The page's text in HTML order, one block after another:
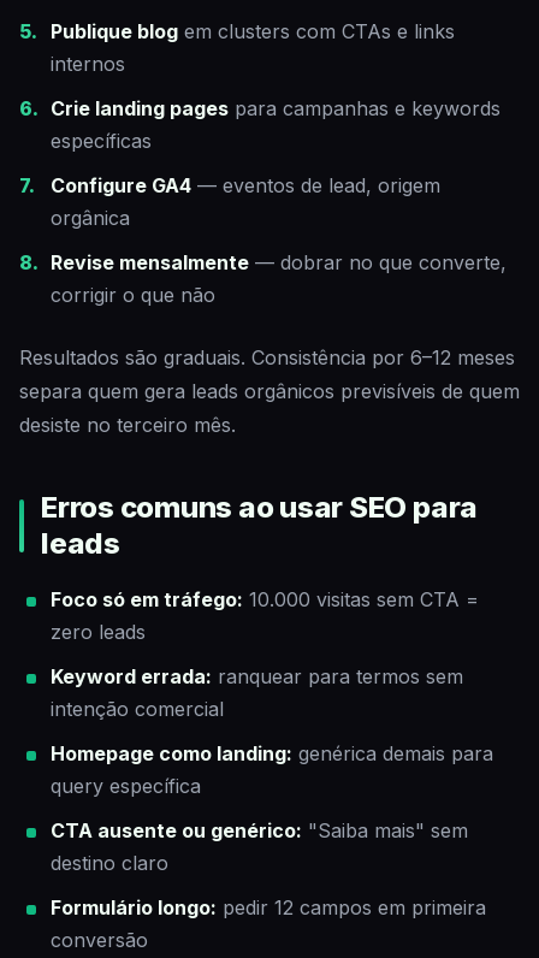
Publique blog em clusters com CTAs e links
internos
Crie landing pages para campanhas e keywords
específicas
Configure GA4 — eventos de lead, origem
orgânica
Revise mensalmente — dobrar no que converte,
corrigir o que não
Resultados são graduais. Consistência por 6–12 meses
separa quem gera leads orgânicos previsíveis de quem
desiste no terceiro mês.
Erros comuns ao usar SEO para
leads
Foco só em tráfego: 10.000 visitas sem CTA =
zero leads
Keyword errada: ranquear para termos sem
intenção comercial
Homepage como landing: genérica demais para
query específica
CTA ausente ou genérico: "Saiba mais" sem
destino claro
Formulário longo: pedir 12 campos em primeira
conversão